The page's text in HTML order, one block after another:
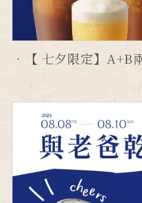
【 七夕限定】A+B兩杯